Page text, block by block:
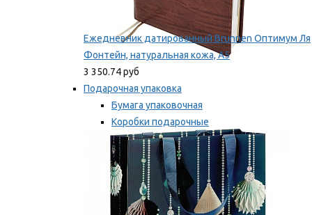
Ежедневник датированный Brunnen Оптимум Ля
Фонтейн, натуральная кожа, А5
3 350.74 руб
Подарочная упаковка
Бумага упаковочная
Коробки подарочные
Ленты, бобины
Мы рекомендуем